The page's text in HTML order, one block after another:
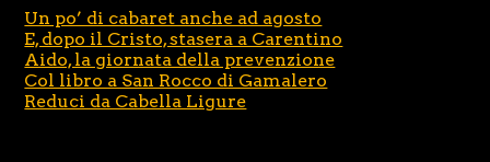
Un po’ di cabaret anche ad agosto
E, dopo il Cristo, stasera a Carentino
Aido, la giornata della prevenzione
Col libro a San Rocco di Gamalero
Reduci da Cabella Ligure